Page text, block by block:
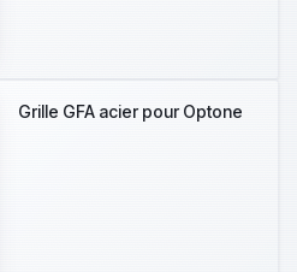
Grille GFA acier pour Optone